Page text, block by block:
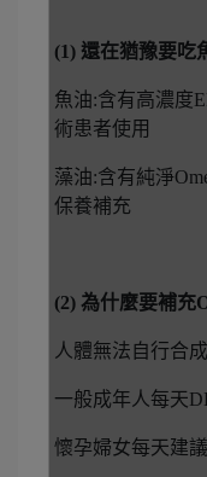
(1) 還在猶豫要吃
魚油:含有高濃度
術患者使用
藻油:含有純淨
保養補充
(2) 為什麼要補充
人體無法自行合
一般成年人每天
懷孕婦女每天建